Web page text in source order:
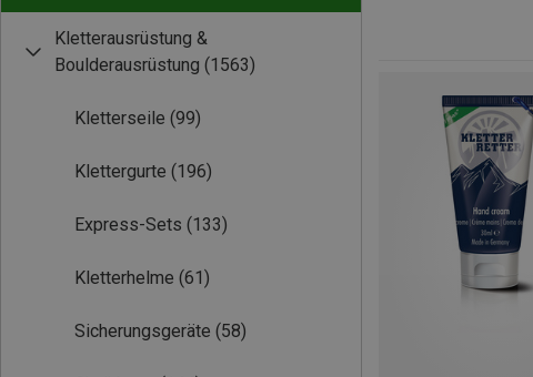
Kletterausrüstung &
Boulderausrüstung (1563)
Kletterseile (99)
Klettergurte (196)
Express-Sets (133)
Kletterhelme (61)
Sicherungsgeräte (58)